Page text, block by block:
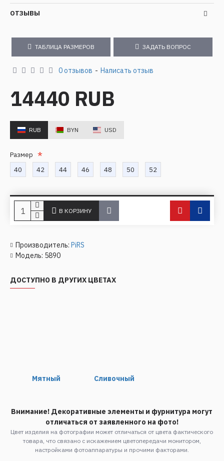
ОТЗЫВЫ
ТАБЛИЦА РАЗМЕРОВ ЗАДАТЬ ВОПРОС
Производитель: PiRS
Модель: 5890
0 отзывов - Написать отзыв
14440 RUB
RUB BYN USD
Размер
40
42 44 46 48 50 52
В КОРЗИНУ
ДОСТУПНО В ДРУГИХ ЦВЕТАХ
Мятный Сливочный
Внимание! Декоративные элементы и фурнитура могут
отличаться от заявленного на фото!
Цвет изделия на фотографии может отличаться от цвета фактического
товара, что связано с искажением цветопередачи монитором,
настройками фотоаппаратуры и прочими факторами.